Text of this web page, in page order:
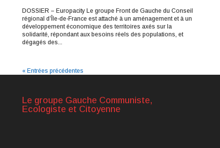
DOSSIER – Europacity Le groupe Front de Gauche du Conseil
régional d’Île-de-France est attaché à un aménagement et à un
développement économique des territoires axés sur la
solidarité, répondant aux besoins réels des populations, et
dégagés des...
« Entrées précédentes
Le groupe Gauche Communiste,
Ecologiste et Citoyenne